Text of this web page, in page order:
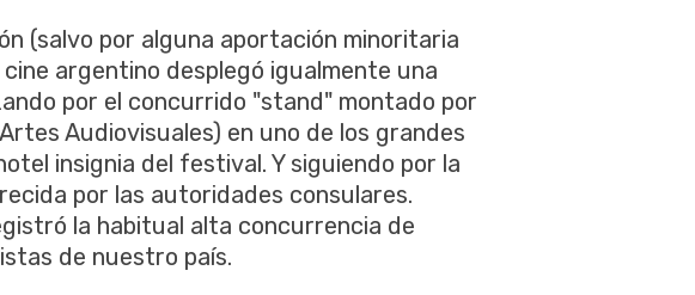
(salvo por alguna aportación minoritaria
argentino desplegó igualmente una
por el concurrido "stand" montado por
Audiovisuales) en uno de los grandes
insignia del festival. Y siguiendo por la
por las autoridades consulares.
la habitual alta concurrencia de
de nuestro país.